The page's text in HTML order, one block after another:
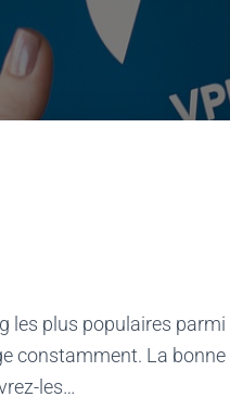
les plus populaires
constamment. La bonne
les…